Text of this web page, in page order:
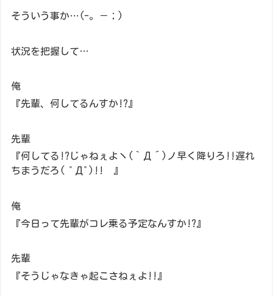
そういう事か…(-。－；)
状況を把握して…
俺
『先輩、何してるんすか!?』
先輩
『何してる!?じゃねぇよヽ(｀Д´)ノ早く降りろ!!遅れ
ちまうだろ( ﾟДﾟ)!! 』
俺
『今日って先輩がコレ乗る予定なんすか!?』
先輩
『そうじゃなきゃ起こさねぇよ!!』